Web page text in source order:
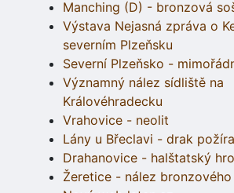
Manching (D) - bronzová
Výstava Nejasná zpráva o
severním Plzeňsku
Severní Plzeňsko -
Významný nález sídliště na
Královéhradecku
Vrahovice - neolit
Lány u Břeclavi - drak
Drahanovice - halštatský
Žeretice - nález